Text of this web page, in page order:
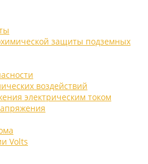
защиты подземных
воздействий
электрическим током
Volts